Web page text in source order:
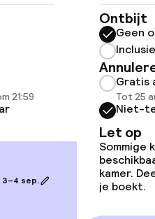
beschikbaar
beschikbaar
21:59
3–4 sep.
Ontbijt
Geen
Gratis
Tot 25
Niet-
Let op
Sommige
kamer.
je boekt.